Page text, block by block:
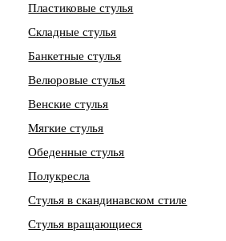
Пластиковые стулья
Складные стулья
Банкетные стулья
Велюровые стулья
Венские стулья
Мягкие стулья
Обеденные стулья
Полукресла
Стулья в скандинавском стиле
Стулья вращающиеся